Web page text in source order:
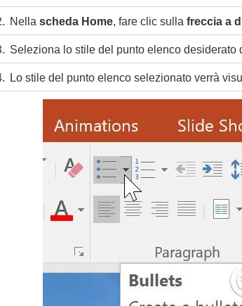
Nella scheda Home, fare clic sulla freccia a
Seleziona lo stile del punto elenco desiderato
Lo stile del punto elenco selezionato verrà